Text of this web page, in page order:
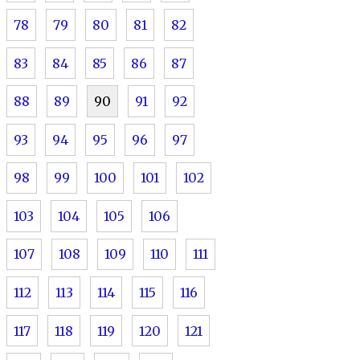
78 79 80 81 82
83 84 85 86 87
88 89 90 91 92
93 94 95 96 97
98 99 100 101 102
103 104 105 106
107 108 109 110 111
112 113 114 115 116
117 118 119 120 121